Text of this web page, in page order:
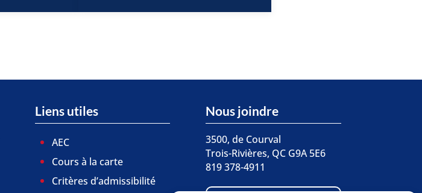
Liens utiles
AEC
Cours à la carte
Critères d’admissibilité
Nous joindre
3500, de Courval
Trois-Rivières, QC G9A 5E6
819 378-4911